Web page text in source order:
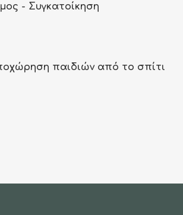
- Συγκατοίκηση
παιδιών από το σπίτι